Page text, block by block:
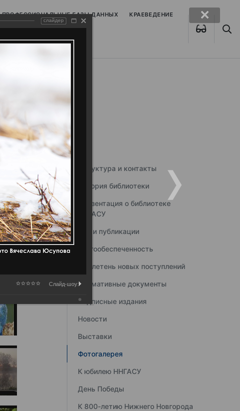
БАЗЫ ДАННЫХ КРАЕВЕДЕНИЕ
Структура и контакты
История библиотеки
Презентация о библиотеке
ННГАСУ
Наши публикации
Книгообеспеченность
Бюллетень новых поступлений
Нормативные документы
Подписные издания
Новости
Выставки
Фотогалерея
К юбилею ННГАСУ
День Победы
К 800-летию Нижнего Новгорода
слайдер
Слайд-шоу: